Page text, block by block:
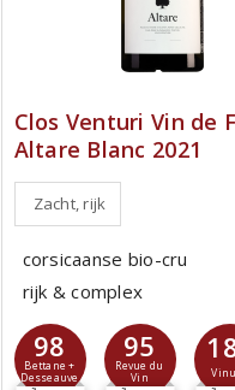
Clos Venturi Vin de
Altare Blanc 2021
Zacht, rijk
corsicaanse bio-cru
rijk & complex
98
Bettane +
Desseauve
95
Revue du
Vin